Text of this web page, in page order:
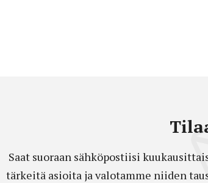
Saat suoraan sähköpostiisi
tärkeitä asioita ja valotamme niiden